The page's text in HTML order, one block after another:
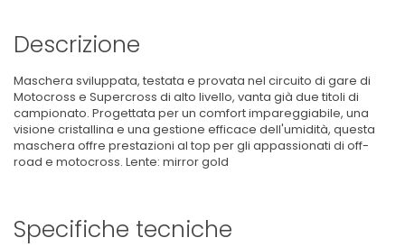
Descrizione
Maschera sviluppata, testata e provata nel circuito di gare di
Motocross e Supercross di alto livello, vanta già due titoli di
campionato. Progettata per un comfort impareggiabile, una
visione cristallina e una gestione efficace dell'umidità, questa
maschera offre prestazioni al top per gli appassionati di off-
road e motocross. Lente: mirror gold
Specifiche tecniche